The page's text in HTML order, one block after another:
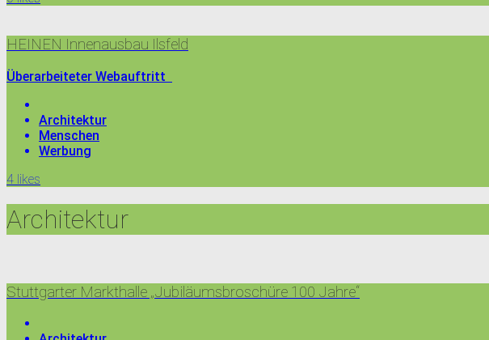
HEINEN Innenausbau Ilsfeld
Überarbeiteter Webauftritt
Architektur
Menschen
Werbung
4 likes
Architektur
Stuttgarter Markthalle „Jubiläumsbroschüre 100 Jahre“